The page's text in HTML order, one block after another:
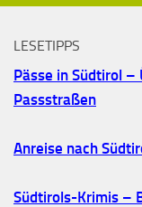
LESETIPPS
Pässe in Südtirol
Passstraßen
Anreise nach
Südtirols-Krimis –